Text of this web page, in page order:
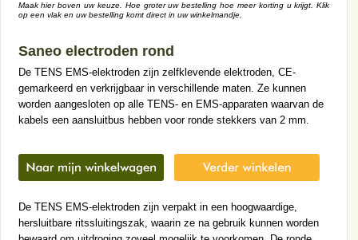
Maak hier boven uw keuze. Hoe groter uw bestelling hoe meer korting u krijgt. Klik
op een vlak en uw bestelling komt direct in uw winkelmandje.
Saneo electroden rond
De TENS EMS-elektroden zijn zelfklevende elektroden, CE-
gemarkeerd en verkrijgbaar in verschillende maten. Ze kunnen
worden aangesloten op alle TENS- en EMS-apparaten waarvan de
kabels een aansluitbus hebben voor ronde stekkers van 2 mm.
De TENS EMS-elektroden zijn verpakt in een hoogwaardige,
hersluitbare ritssluitingszak, waarin ze na gebruik kunnen worden